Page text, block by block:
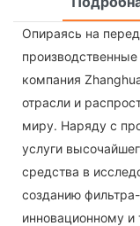
Опираясь на
компания
отрасли и
миру. Наряду с
услуги
средства в
созданию
инновационному